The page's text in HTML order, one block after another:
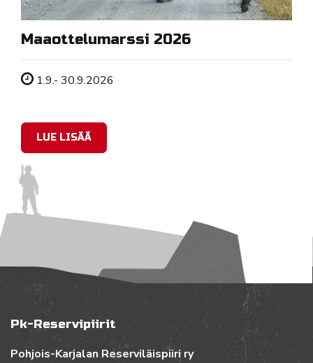
Maaottelumarssi 2026
Tapahtuman ajankohta
1.9.- 30.9.2026
LUE LISÄÄ
Pk-Reservipiirit
Pohjois-Karjalan Reserviläispiiri ry